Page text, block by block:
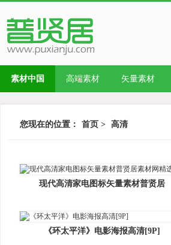
素材中国 高端素材 矢量素材
您现在的位置： 首页 > 高清
现代高清家电图标矢量素材普贤居
《环太平洋》电影海报高清[9P]